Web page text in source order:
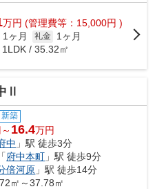
万円 (管理費等：15,000円 )
1ヶ月 礼金
1ヶ月
/ 35.32㎡
Ⅱ
新築
16.4万円
中 」駅 徒歩3分
「府中本町 」駅 徒歩9分
倍河原 」駅 徒歩14分
㎡～37.78㎡